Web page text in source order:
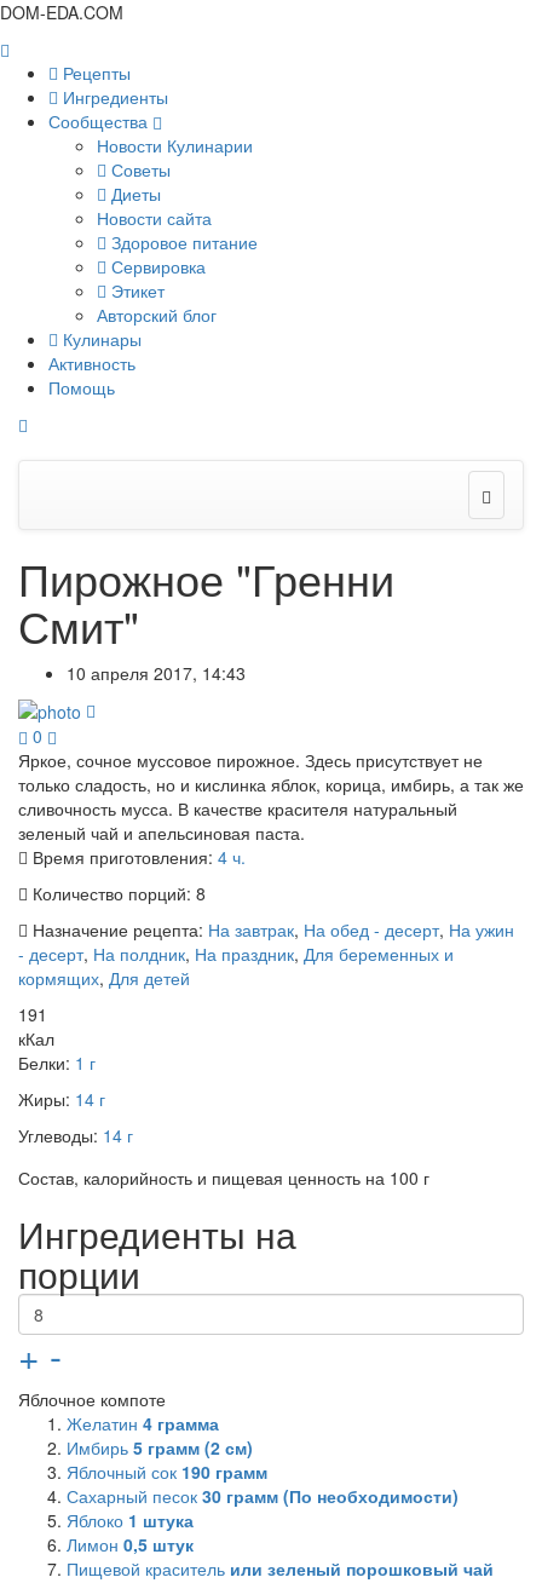
DOM-EDA.COM
Рецепты
Ингредиенты
Сообщества
Новости Кулинарии
Советы
Диеты
Новости сайта
Здоровое питание
Сервировка
Этикет
Авторский блог
Кулинары
Активность
Помощь
Пирожное "Гренни
Смит"
10 апреля 2017, 14:43
0
Яркое, сочное муссовое пирожное. Здесь присутствует не
только сладость, но и кислинка яблок, корица, имбирь, а так же
сливочность мусса. В качестве красителя натуральный
зеленый чай и апельсиновая паста.
Время приготовления: 4 ч.
Количество порций: 8
Назначение рецепта: На завтрак, На обед - десерт, На ужин
- десерт, На полдник, На праздник, Для беременных и
кормящих, Для детей
191
кКал
Белки: 1 г
Жиры: 14 г
Углеводы: 14 г
Состав, калорийность и пищевая ценность на 100 г
Ингредиенты на
порции
+ -
Яблочное компоте
Желатин 4 грамма
Имбирь 5 грамм (2 см)
Яблочный сок 190 грамм
Сахарный песок 30 грамм (По необходимости)
Яблоко 1 штука
Лимон 0,5 штук
Пищевой краситель или зеленый порошковый чай